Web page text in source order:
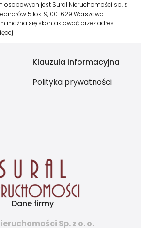
jest Sural Nieruchomości sp. z
5 lok. 9, 00-629 Warszawa
można się skontaktować przez adres
Klauzula informacyjna
Polityka prywatności
Dane firmy
Sp. z o. o.